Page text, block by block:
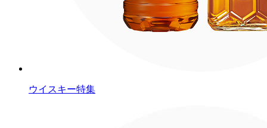
ウイスキー特集